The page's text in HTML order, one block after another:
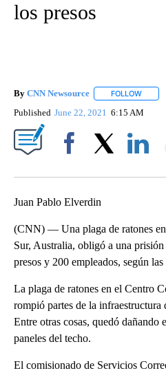
los presos
By CNN Newsource FOLLOW
Published June 22, 2021 6:15 AM
Juan Pablo Elverdin
(CNN) — Una plaga de ratones
Sur, Australia, obligó a una
presos y 200 empleados, según
La plaga de ratones en el Centro
rompió partes de la
Entre otras cosas, quedó dañando
paneles del techo.
El comisionado de Servicios